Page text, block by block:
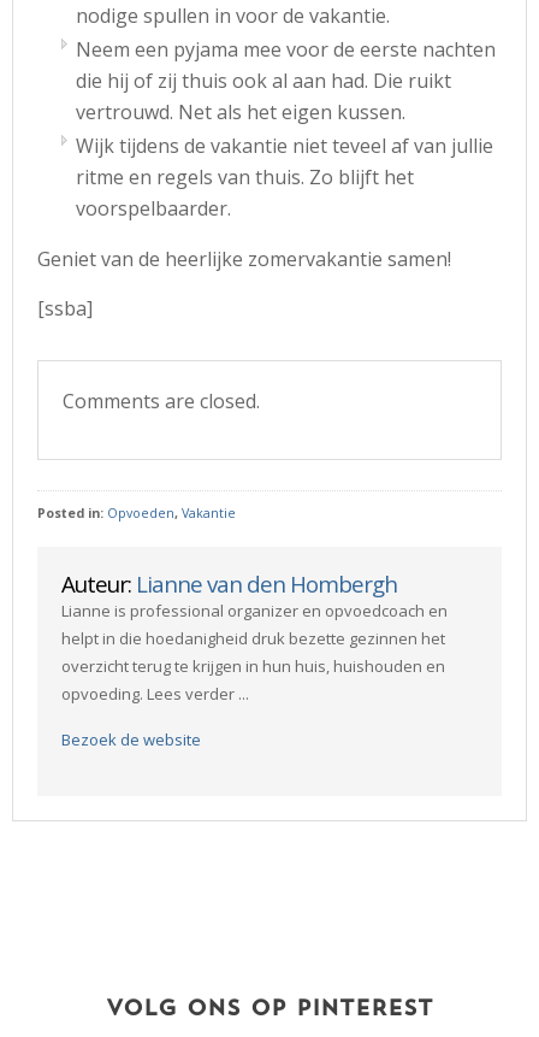
nodige spullen in voor de vakantie.
Neem een pyjama mee voor de eerste nachten
die hij of zij thuis ook al aan had. Die ruikt
vertrouwd. Net als het eigen kussen.
Wijk tijdens de vakantie niet teveel af van jullie
ritme en regels van thuis. Zo blijft het
voorspelbaarder.
Geniet van de heerlijke zomervakantie samen!
[ssba]
Comments are closed.
Posted in: Opvoeden, Vakantie
Auteur: Lianne van den Hombergh
Lianne is professional organizer en opvoedcoach en
helpt in die hoedanigheid druk bezette gezinnen het
overzicht terug te krijgen in hun huis, huishouden en
opvoeding. Lees verder ...
Bezoek de website
VOLG ONS OP PINTEREST